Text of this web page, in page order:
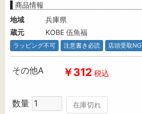
商品情報
地域
兵庫県
蔵元
KOBE 伍魚福
ラッピング不可 注意書き必読 店頭受取NG
その他A ￥312 税込
数量 在庫切れ